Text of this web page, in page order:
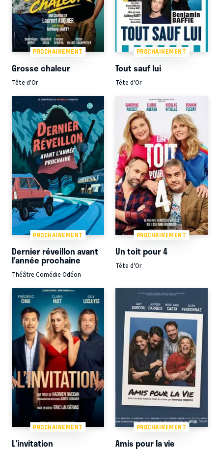
PROCHAINEMENT
Grosse chaleur
Tête d'Or
PROCHAINEMENT
Tout sauf lui
Tête d'Or
PROCHAINEMENT
Dernier réveillon avant
l’année prochaine
Théâtre Comédie Odéon
PROCHAINEMENT
Un toit pour 4
Tête d'Or
PROCHAINEMENT
L'invitation
PROCHAINEMENT
Amis pour la vie